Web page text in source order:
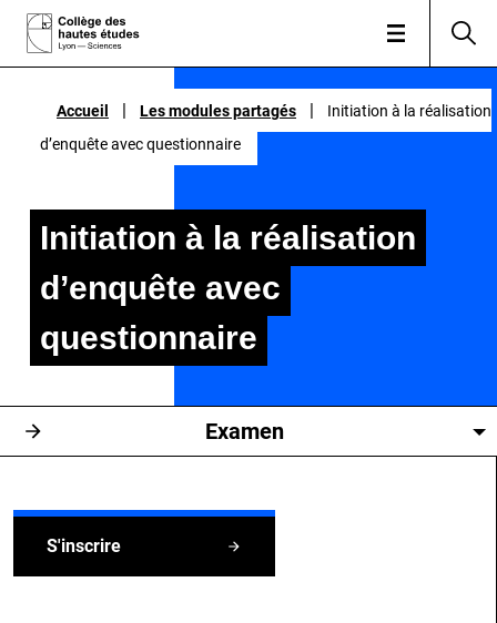
Accueil | Les modules partagés |
Initiation à la réalisation
d’enquête avec questionnaire
Accueil | Les modules partagés |
Initiation à la réalisation
d’enquête avec questionnaire
Initiation à la réalisation
d’enquête avec
questionnaire
Examen
S'inscrire